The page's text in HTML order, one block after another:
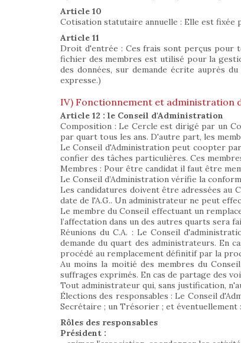
Article 10
Cotisation statutaire annuelle : Elle est fixée
Article 11
Droit d'entrée : Ces frais sont perçus pour
fichier des membres est utilisé pour la
des données, sur demande écrite auprès
expresse.)
IV) Fonctionnement et administration
Article 12 : le Conseil d'Administration
Composition : Le Cercle est dirigé par un
par quart tous les ans. D'autre part, les
Le Conseil d'Administration peut coopter
confier des tâches particulières. Ces
Membres : Pour être candidat il faut être
Le Conseil d’Administration vérifie la
Les candidatures doivent être adressées au
date de l'A.G.. Un administrateur ne peut
Le membre du Conseil effectuant un
l’affectation dans un des autres quarts sera
Réunions du C.A. : Le Conseil
demande du quart des administrateurs. En
procédé au remplacement définitif par la
Au moins la moitié des membres du
suffrages exprimés. En cas de partage des
Tout administrateur qui, sans justification,
Élections des responsables : Le Conseil
Secrétaire ; un Trésorier ; et
Rôles des responsables
Président :